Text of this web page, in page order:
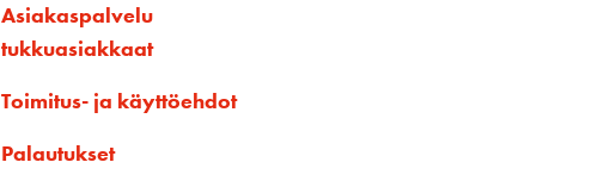
Asiakaspalvelu
tukkuasiakkaat
Toimitus- ja käyttöehdot
Palautukset